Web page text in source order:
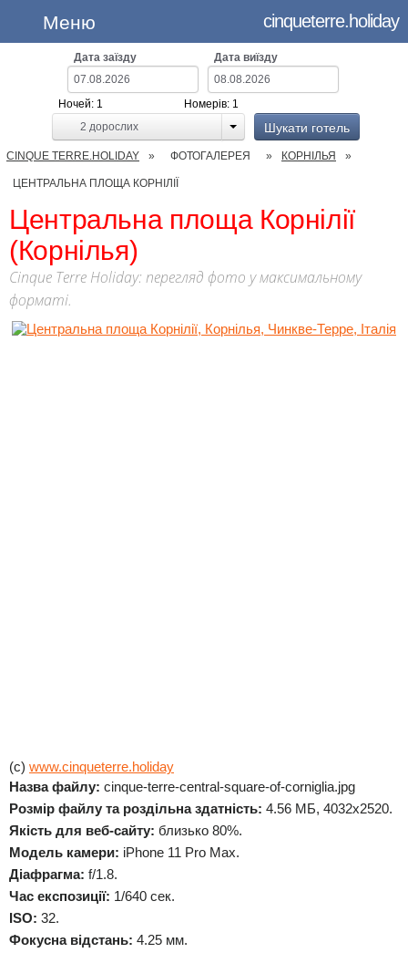
Меню cinqueterre.holiday
Дата заїзду Дата виїзду
2 дорослих
Ночей: 1 Номерів: 1
Шукати готель
CINQUE TERRE.HOLIDAY ФОТОГАЛЕРЕЯ КОРНІЛЬЯ
ЦЕНТРАЛЬНА ПЛОЩА КОРНІЛІЇ
Центральна площа Корнілії
(Корнілья)
Cinque Terre Holiday: перегляд фото у максимальному
форматі.
(c) www.cinqueterre.holiday
Назва файлу: cinque-terre-central-square-of-corniglia.jpg
Розмір файлу та роздільна здатність: 4.56 МБ, 4032x2520.
Якість для веб-сайту: близько 80%.
Модель камери: iPhone 11 Pro Max.
Діафрагма: f/1.8.
Час експозиції: 1/640 сек.
ISO: 32.
Фокусна відстань: 4.25 мм.